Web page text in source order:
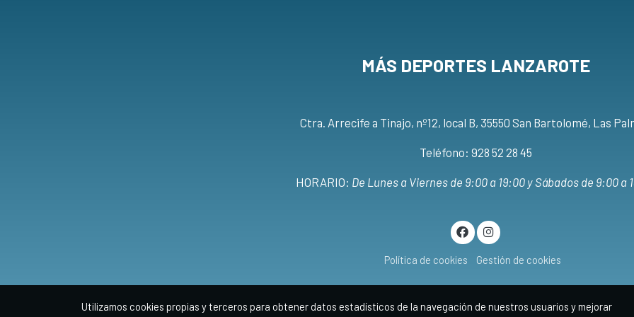
MÁS DEPORTES LANZAROTE
Ctra. Arrecife a Tinajo, nº12, local B, 35550 San Bartolomé, Las
Teléfono: 928 52 28 45
HORARIO: De Lunes a Viernes de 9:00 a 19:00 y Sábados de 9:00 a
Política de cookies Gestión de cookies
Utilizamos cookies propias y terceros para obtener datos estadísticos de la navegación de nuestros usuarios y mejorar